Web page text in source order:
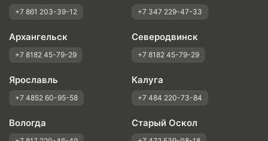
+7 861 203-39-12 +7 347 229-47-33
Архангельск
+7 8182 45-79-29
Северодвинск
+7 8182 45-79-29
Ярославль
+7 4852 60-95-58
Калуга
+7 484 220-73-84
Вологда Старый Оскол